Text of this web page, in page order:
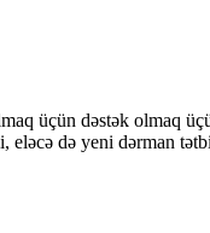
üçün dəstək olmaq
də yeni dərman